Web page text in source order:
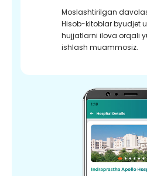
Moslashtirilgan
Hisob-kitoblar byudjet
hujjatlarni ilova orqali
ishlash muammosiz.